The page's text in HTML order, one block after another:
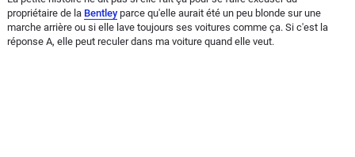
propriétaire de la Bentley parce qu'elle aurait été un peu blonde sur une
marche arrière ou si elle lave toujours ses voitures comme ça. Si c'est la
réponse A, elle peut reculer dans ma voiture quand elle veut.